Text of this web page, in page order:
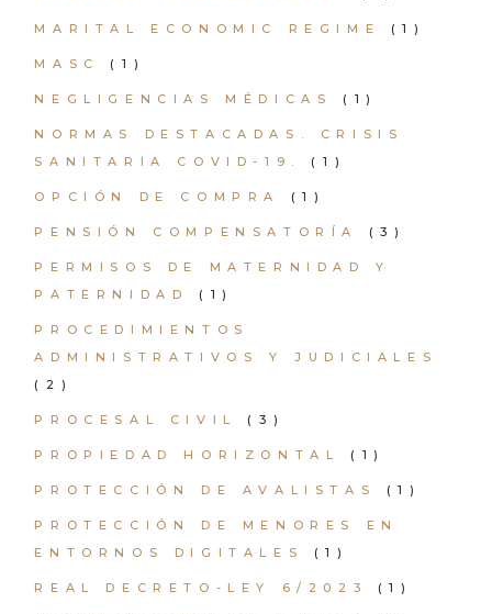
MARITAL ECONOMIC REGIME (1)
MASC (1)
NEGLIGENCIAS MÉDICAS (1)
NORMAS DESTACADAS. CRISIS
SANITARIA COVID-19.
(1)
OPCIÓN DE COMPRA (1)
PENSIÓN COMPENSATORÍA (3)
PERMISOS DE MATERNIDAD Y
PATERNIDAD
(1)
PROCEDIMIENTOS
ADMINISTRATIVOS Y JUDICIALES
(2)
PROCESAL CIVIL (3)
PROPIEDAD HORIZONTAL (1)
PROTECCIÓN DE AVALISTAS (1)
PROTECCIÓN DE MENORES EN
ENTORNOS DIGITALES
(1)
REAL DECRETO-LEY 6/2023 (1)